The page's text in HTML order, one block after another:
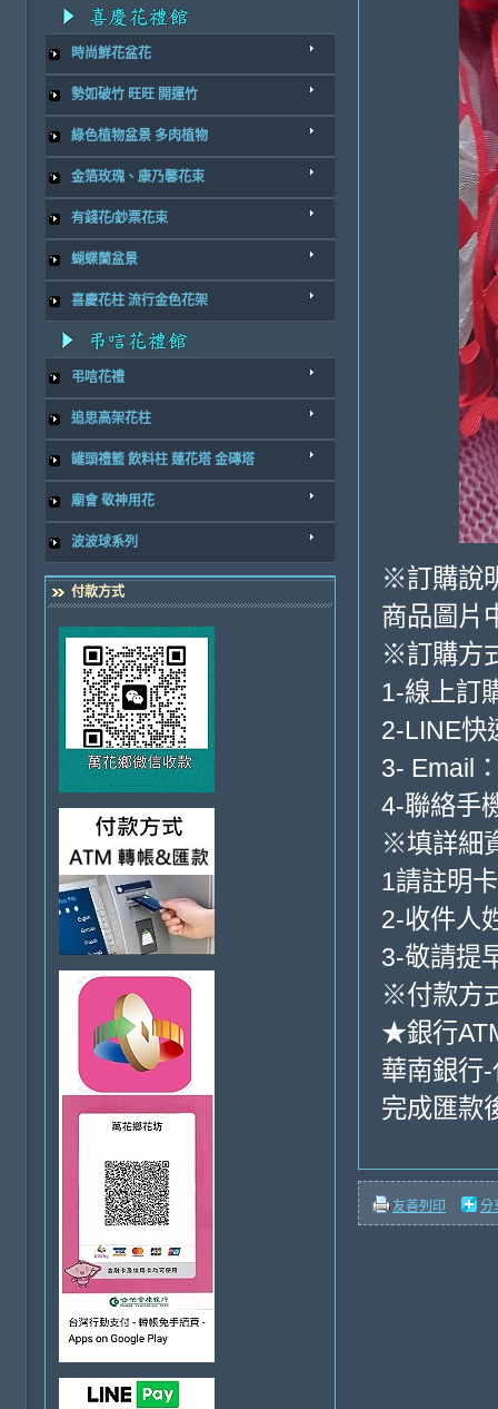
時尚鮮花盆花
勢如破竹 旺旺 開運竹
綠色植物盆景 多肉植物
金箔玫瑰、康乃馨花束
有錢花/鈔票花束
蝴蝶蘭盆景
喜慶花柱 流行金色花架
弔唁花禮
追思高架花柱
罐頭禮籃 飲料柱 蓮花塔 金磚塔
廟會 敬神用花
波波球系列
付款方式
※訂購說
商品圖片
※訂購方
1-線上訂
2-LINE快
3- Email
4-聯絡手
※填詳細
1請註明
2-收件人
3-敬請提
※付款方
★銀行
華南銀行
完成匯款
友善列印 分